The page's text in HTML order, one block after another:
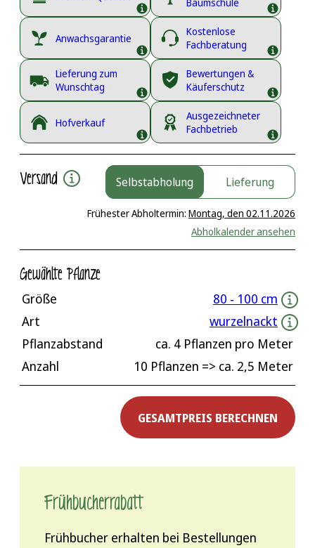
Anwachsgarantie
Kostenlose
Fachberatung
Lieferung zum
Wunschtag
Bewertungen &
Käuferschutz
Hofverkauf
Ausgezeichneter
Fachbetrieb
Versand Selbstabholung Lieferung
Frühester Abholtermin: Montag, den 02.11.2026
Abholkalender ansehen
Gewählte Pflanze
Größe
80 ‐ 100 cm
Art
wurzelnackt
Pflanzabstand
ca. 4 Pflanzen pro Meter
Anzahl
10 Pflanzen => ca. 2,5 Meter
GESAMTPREIS BERECHNEN
Frühbucher­rabatt
Frühbucher erhalten bei Bestellungen